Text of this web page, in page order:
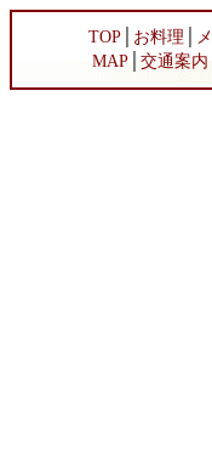
TOP│ お料理
MAP
交通案内